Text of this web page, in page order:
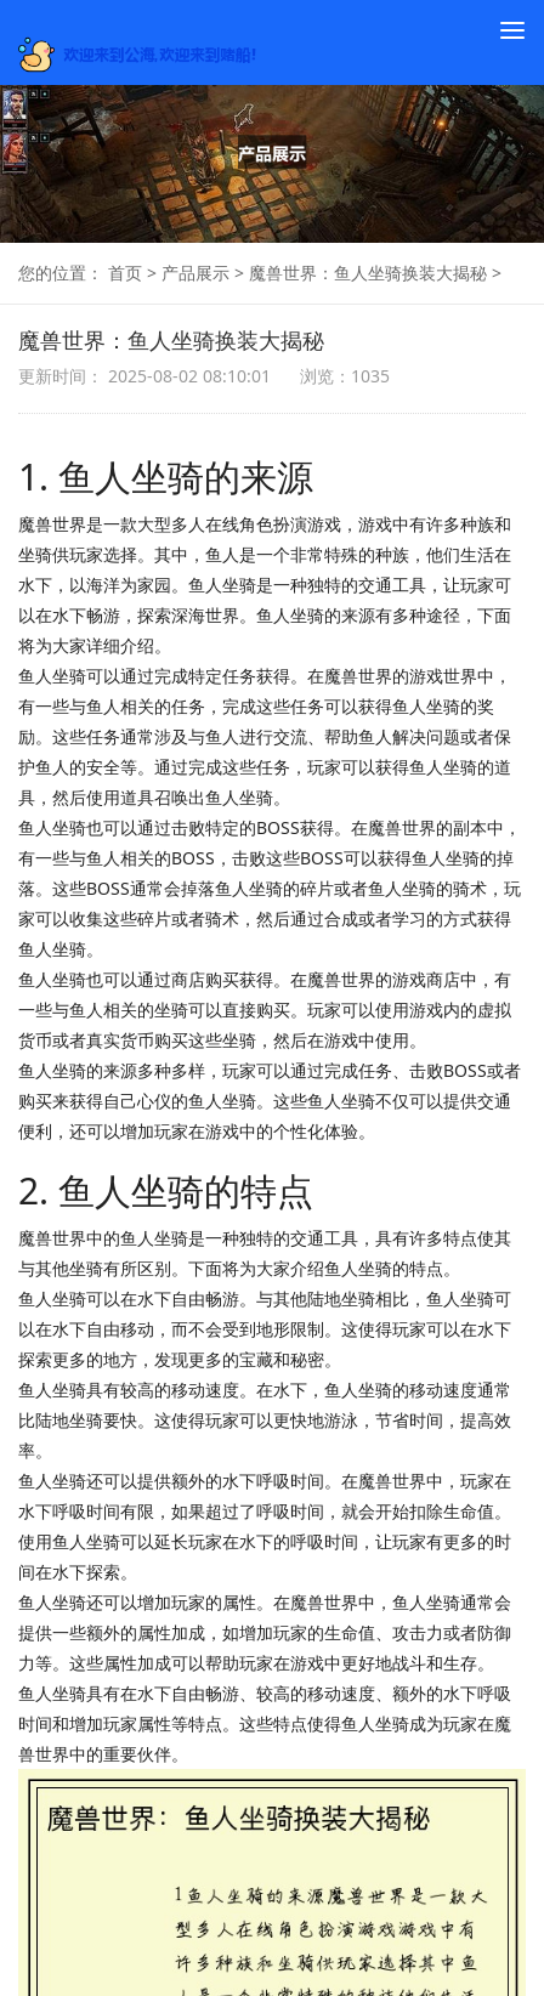
您的位置： 首页 > 产品展示 > 魔兽世界：鱼人坐骑换装大揭秘 >
魔兽世界：鱼人坐骑换装大揭秘
更新时间： 2025-08-02 08:10:01 浏览：1035
1. 鱼人坐骑的来源
魔兽世界是一款大型多人在线角色扮演游戏，游戏中有许多种族和
坐骑供玩家选择。其中，鱼人是一个非常特殊的种族，他们生活在
水下，以海洋为家园。鱼人坐骑是一种独特的交通工具，让玩家可
以在水下畅游，探索深海世界。鱼人坐骑的来源有多种途径，下面
将为大家详细介绍。
鱼人坐骑可以通过完成特定任务获得。在魔兽世界的游戏世界中，
有一些与鱼人相关的任务，完成这些任务可以获得鱼人坐骑的奖
励。这些任务通常涉及与鱼人进行交流、帮助鱼人解决问题或者保
护鱼人的安全等。通过完成这些任务，玩家可以获得鱼人坐骑的道
具，然后使用道具召唤出鱼人坐骑。
鱼人坐骑也可以通过击败特定的BOSS获得。在魔兽世界的副本中，
有一些与鱼人相关的BOSS，击败这些BOSS可以获得鱼人坐骑的掉
落。这些BOSS通常会掉落鱼人坐骑的碎片或者鱼人坐骑的骑术，玩
家可以收集这些碎片或者骑术，然后通过合成或者学习的方式获得
鱼人坐骑。
鱼人坐骑也可以通过商店购买获得。在魔兽世界的游戏商店中，有
一些与鱼人相关的坐骑可以直接购买。玩家可以使用游戏内的虚拟
货币或者真实货币购买这些坐骑，然后在游戏中使用。
鱼人坐骑的来源多种多样，玩家可以通过完成任务、击败BOSS或者
购买来获得自己心仪的鱼人坐骑。这些鱼人坐骑不仅可以提供交通
便利，还可以增加玩家在游戏中的个性化体验。
2. 鱼人坐骑的特点
魔兽世界中的鱼人坐骑是一种独特的交通工具，具有许多特点使其
与其他坐骑有所区别。下面将为大家介绍鱼人坐骑的特点。
鱼人坐骑可以在水下自由畅游。与其他陆地坐骑相比，鱼人坐骑可
以在水下自由移动，而不会受到地形限制。这使得玩家可以在水下
探索更多的地方，发现更多的宝藏和秘密。
鱼人坐骑具有较高的移动速度。在水下，鱼人坐骑的移动速度通常
比陆地坐骑要快。这使得玩家可以更快地游泳，节省时间，提高效
率。
鱼人坐骑还可以提供额外的水下呼吸时间。在魔兽世界中，玩家在
水下呼吸时间有限，如果超过了呼吸时间，就会开始扣除生命值。
使用鱼人坐骑可以延长玩家在水下的呼吸时间，让玩家有更多的时
间在水下探索。
鱼人坐骑还可以增加玩家的属性。在魔兽世界中，鱼人坐骑通常会
提供一些额外的属性加成，如增加玩家的生命值、攻击力或者防御
力等。这些属性加成可以帮助玩家在游戏中更好地战斗和生存。
鱼人坐骑具有在水下自由畅游、较高的移动速度、额外的水下呼吸
时间和增加玩家属性等特点。这些特点使得鱼人坐骑成为玩家在魔
兽世界中的重要伙伴。